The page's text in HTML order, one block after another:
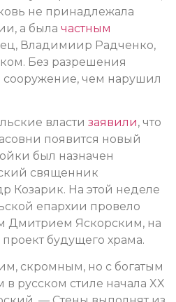
не принадлежала
а была частным
Владимиир Радченко,
Без разрешения
сооружение, чем нарушил
власти заявили, что
появится новый
был назначен
священник
Козарик. На этой неделе
епархии провело
Дмитрием Яскорским, на
будущего храма.
скромным, но с богатым
русском стиле начала XX